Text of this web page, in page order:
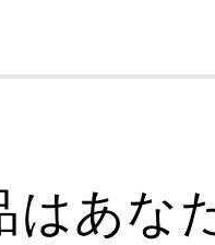
はあな